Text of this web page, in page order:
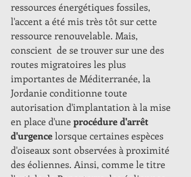
ressources énergétiques fossiles,
l'accent a été mis très tôt sur cette
ressource renouvelable. Mais,
conscient  de se trouver sur une des
routes migratoires les plus
importantes de Méditerranée, la
Jordanie conditionne toute
autorisation d'implantation à la mise
en place d'une procédure d'arrêt
d'urgence lorsque certaines espèces
d'oiseaux sont observées à proximité
des éoliennes. Ainsi, comme le titre